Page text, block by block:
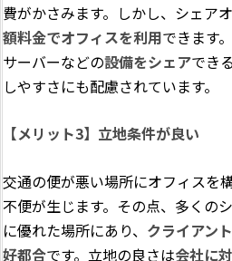
費がかさみます。しかし、シェア
額料金でオフィスを利用できます
サーバーなどの設備をシェアでき
しやすさにも配慮されています。
【メリット3】立地条件が良い
交通の便が悪い場所にオフィスを
不便が生じます。その点、多くの
に優れた場所にあり、 クライアン
好都合です。立地の良さは会社に